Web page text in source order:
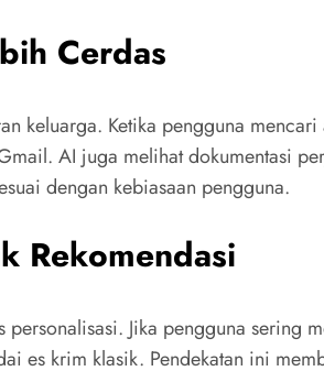
Cerdas
keluarga. Ketika pengguna
AI juga melihat dokumentasi
dengan kebiasaan pengguna.
Rekomendasi
Jika pengguna sering
es krim klasik. Pendekatan ini